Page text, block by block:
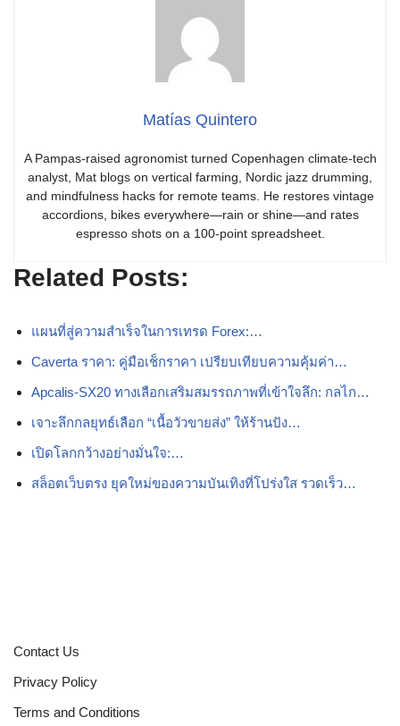
Matías Quintero
A Pampas-raised agronomist turned Copenhagen climate-tech
analyst, Mat blogs on vertical farming, Nordic jazz drumming,
and mindfulness hacks for remote teams. He restores vintage
accordions, bikes everywhere—rain or shine—and rates
espresso shots on a 100-point spreadsheet.
Related Posts:
แผนที่สู่ความสำเร็จในการเทรด Forex:…
Caverta ราคา: คู่มือเช็กราคา เปรียบเทียบความคุ้มค่า…
Apcalis-SX20 ทางเลือกเสริมสมรรถภาพที่เข้าใจลึก: กลไก…
เจาะลึกกลยุทธ์เลือก “เนื้อวัวขายส่ง” ให้ร้านปัง…
เปิดโลกกว้างอย่างมั่นใจ:…
สล็อตเว็บตรง ยุคใหม่ของความบันเทิงที่โปร่งใส รวดเร็ว…
Contact Us
Privacy Policy
Terms and Conditions